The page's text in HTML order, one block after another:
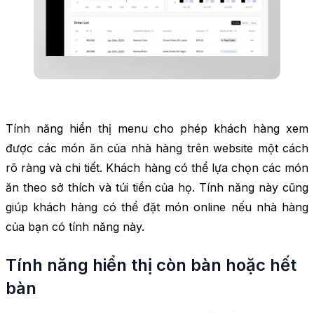
Tính năng hiển thị menu cho phép khách hàng xem
được các món ăn của nhà hàng trên website một cách
rõ ràng và chi tiết. Khách hàng có thể lựa chọn các món
ăn theo sở thích và túi tiền của họ. Tính năng này cũng
giúp khách hàng có thể đặt món online nếu nhà hàng
của bạn có tính năng này.
Tính năng hiển thị còn bàn hoặc hết
bàn